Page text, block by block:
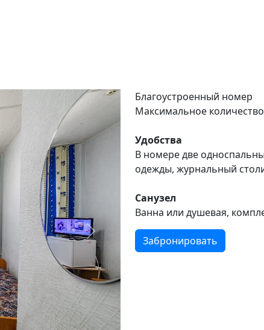
Следующий
Благоустроенный номер
Максимальное
Удобства
В номере две
одежды, журнальный
Санузел
Ванна или душевая,
Забронировать